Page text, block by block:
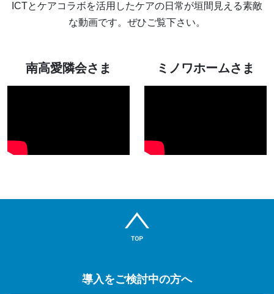
ICTとケアコラボを活用したケアの日常が垣間見える素敵
な動画です。ぜひご覧下さい。
南高愛隣会さま ミノワホームさま
導入をご検討中の方へ